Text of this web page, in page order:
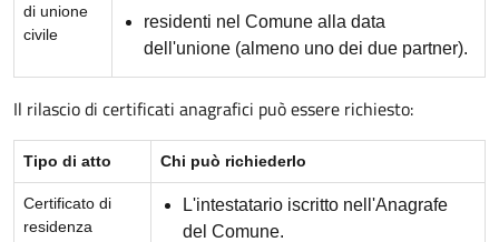
di unione
civile
residenti nel Comune alla data
dell'unione (almeno uno dei due partner).
Il rilascio di certificati anagrafici può essere richiesto:
Tipo di atto Chi può richiederlo
Certificato di
residenza
L'intestatario iscritto nell'Anagrafe
del Comune.